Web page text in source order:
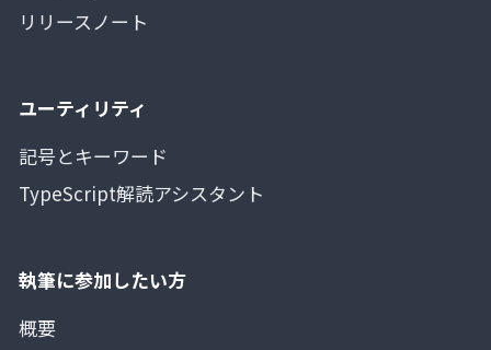
リリースノート
ユーティリティ
記号とキーワード
TypeScript解読アシスタント
執筆に参加したい方
概要